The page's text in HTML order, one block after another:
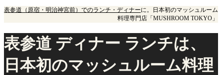
表参道（原宿・明治神宮前）でのランチ・ディナーに。日本初のマッシュルーム
料理専門店「MUSHROOM TOKYO」
表参道 ディナー ランチは、
日本初のマッシュルーム料理